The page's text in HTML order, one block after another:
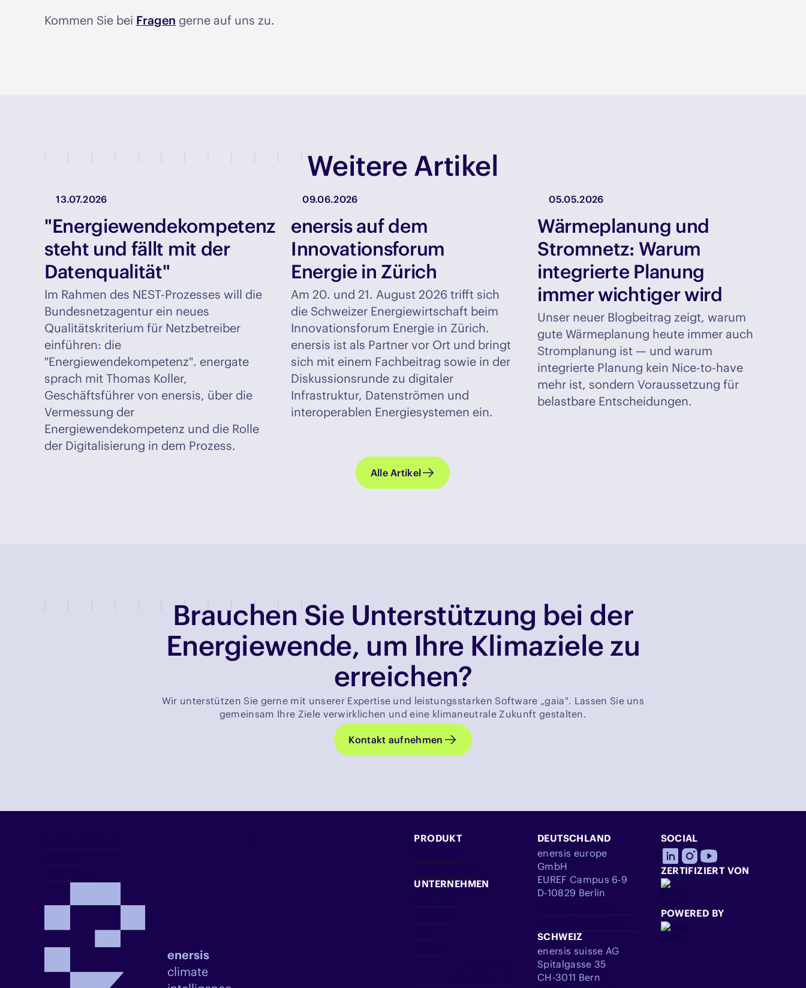
Kommen Sie bei Fragen gerne auf uns zu.
Weitere Artikel
13.07.2026
"Energiewendekompetenz
steht und fällt mit der
Datenqualität"
Im Rahmen des NEST-Prozesses will die
Bundesnetzagentur ein neues
Qualitätskriterium für Netzbetreiber
einführen: die
"Energiewendekompetenz". energate
sprach mit Thomas Koller,
Geschäftsführer von enersis, über die
Vermessung der
Energiewendekompetenz und die Rolle
der Digitalisierung in dem Prozess.
09.06.2026
enersis auf dem
Innovationsforum
Energie in Zürich
Am 20. und 21. August 2026 trifft sich
die Schweizer Energiewirtschaft beim
Innovationsforum Energie in Zürich.
enersis ist als Partner vor Ort und bringt
sich mit einem Fachbeitrag sowie in der
Diskussionsrunde zu digitaler
Infrastruktur, Datenströmen und
interoperablen Energiesystemen ein.
05.05.2026
Wärmeplanung und
Stromnetz: Warum
integrierte Planung
immer wichtiger wird
Unser neuer Blogbeitrag zeigt, warum
gute Wärmeplanung heute immer auch
Stromplanung ist — und warum
integrierte Planung kein Nice-to-have
mehr ist, sondern Voraussetzung für
belastbare Entscheidungen.
Alle Artikel
Brauchen Sie Unterstützung bei der
Energiewende, um Ihre Klimaziele zu
erreichen?
Wir unterstützen Sie gerne mit unserer Expertise und leistungsstarken Software „gaia". Lassen Sie uns
gemeinsam Ihre Ziele verwirklichen und eine klimaneutrale Zukunft gestalten.
Kontakt aufnehmen
enersis
climate
PRODUKT
UNTERNEHMEN
DEUTSCHLAND
enersis europe
GmbH
EUREF Campus 6-9
D-10829 Berlin
SCHWEIZ
enersis suisse AG
Spitalgasse 35
CH-3011 Bern
SOCIAL
ZERTIFIZIERT VON
POWERED BY